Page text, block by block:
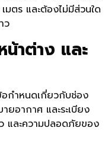
ตร และต้องไม่มีส่วนใด
ว
าต่าง และ
กำหนดเกี่ยวกับช่อง
ยอากาศ และระเบียง
และความปลอดภัยของ